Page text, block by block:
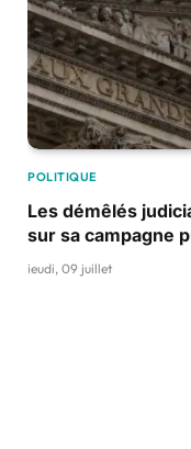
POLITIQUE
Les démêlés
sur sa campagne
jeudi, 09 juillet